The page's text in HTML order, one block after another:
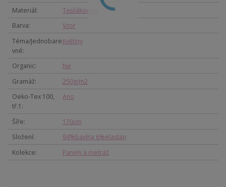
Materiál
Teplákovina
Barva
Vzor
Téma/Jednobare
vné
Květiny
Organic
Ne
Gramáž
250g/m2
Oeko-Tex 100,
tř.1
Ano
Šíře
170cm
Složení
94%bavlna 6%elastan
Kolekce
Panely a metráž